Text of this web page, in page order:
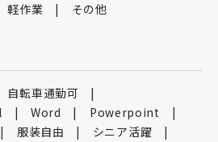
軽作業 その他
自転車通勤可
Word
Powerpoint
服装自由
シニア活躍